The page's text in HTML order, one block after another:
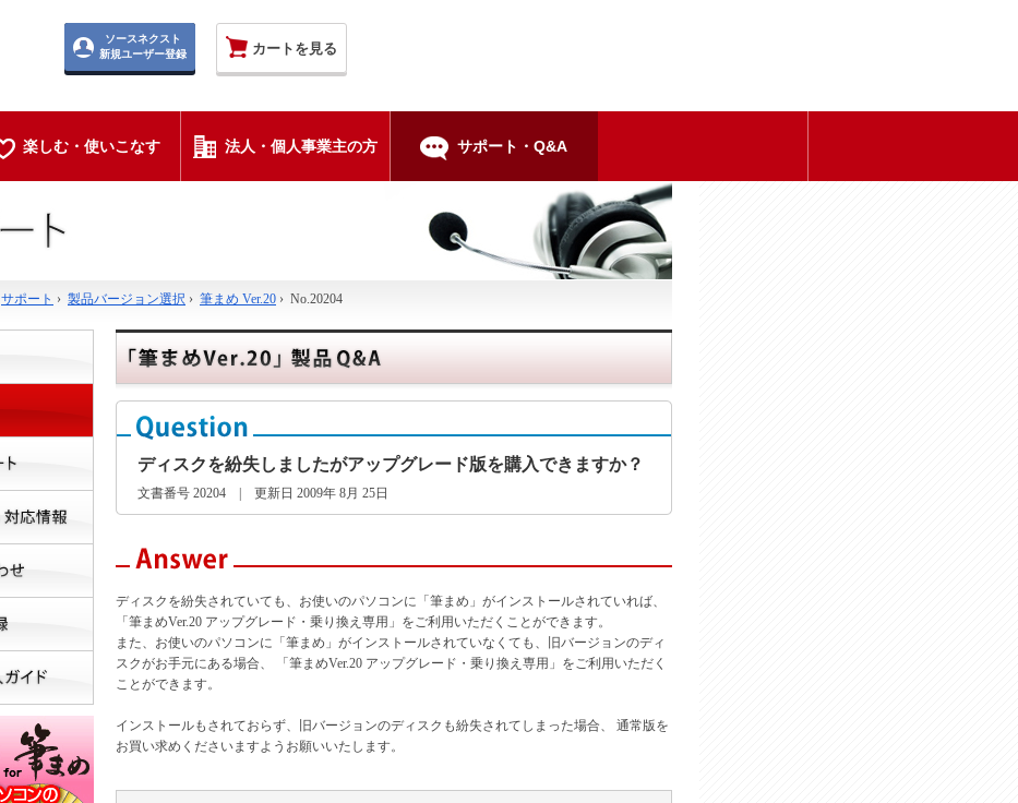
ソースネクスト
新規ユーザー登録
カートを見る
楽しむ・使いこなす 法人・個人事業主の方 サポート・Q&A
サポート › 製品バージョン選択 › 筆まめ Ver.20 › No.20204
ディスクを紛失しましたがアップグレード版を購入できますか？
文書番号 20204 | 更新日 2009年 8月 25日
ディスクを紛失されていても、お使いのパソコンに「筆まめ」がインストールされていれば、
「筆まめVer.20 アップグレード・乗り換え専用」をご利用いただくことができます。
また、お使いのパソコンに「筆まめ」がインストールされていなくても、旧バージョンのディ
スクがお手元にある場合、 「筆まめVer.20 アップグレード・乗り換え専用」をご利用いただく
ことができます。
インストールもされておらず、旧バージョンのディスクも紛失されてしまった場合、 通常版を
お買い求めくださいますようお願いいたします。